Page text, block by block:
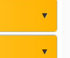
▼
▼